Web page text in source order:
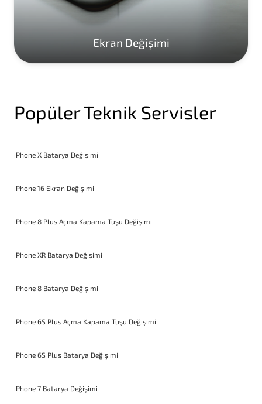
Ekran Değişimi
Popüler Teknik Servisler
iPhone X Batarya Değişimi
iPhone 16 Ekran Değişimi
iPhone 8 Plus Açma Kapama Tuşu Değişimi
iPhone XR Batarya Değişimi
iPhone 8 Batarya Değişimi
iPhone 6S Plus Açma Kapama Tuşu Değişimi
iPhone 6S Plus Batarya Değişimi
iPhone 7 Batarya Değişimi